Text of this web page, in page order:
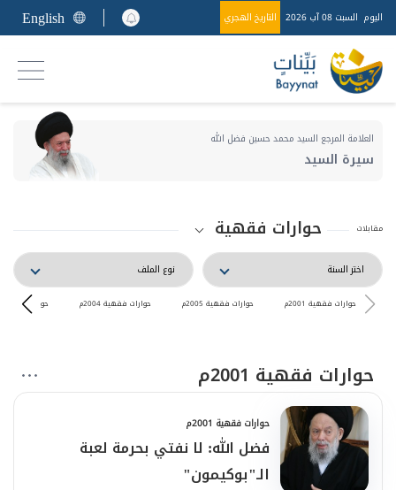
اليوم السبت 08 آب 2026 التاريخ الهجري English
العلامة المرجع السيد محمد حسين فضل الله
سيرة السيد
مقابلات حوارات فقهية
حوارات فقهية 2001م حوارات فقهية 2005م حوارات فقهية 2004م حوارات فقهية
حوارات فقهية 2001م
حوارات فقهية 2001م
فضل الله: لا نفتي بحرمة لعبة
الـ"بوكيمون"